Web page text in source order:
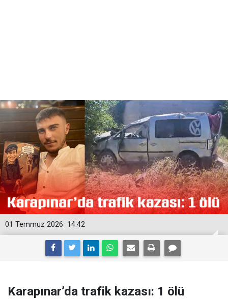
14:42
01 Temmuz 2026
Karapınar’da trafik kazası: 1 ölü